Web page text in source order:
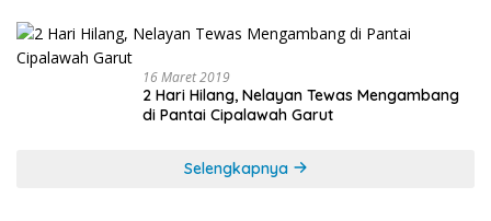
16 Maret 2019
2 Hari Hilang, Nelayan Tewas Mengambang
di Pantai Cipalawah Garut
Selengkapnya